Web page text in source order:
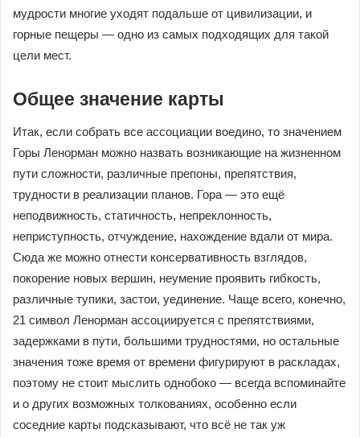
мудрости многие уходят подальше от цивилизации, и
горные пещеры — одно из самых подходящих для такой
цели мест.
Общее значение карты
Итак, если собрать все ассоциации воедино, то значением
Горы Ленорман можно назвать возникающие на жизненном
пути сложности, различные препоны, препятствия,
трудности в реализации планов. Гора — это ещё
неподвижность, статичность, непреклонность,
неприступность, отчуждение, нахождение вдали от мира.
Сюда же можно отнести консервативность взглядов,
покорение новых вершин, неумение проявить гибкость,
различные тупики, застои, уединение. Чаще всего, конечно,
21 символ Ленорман ассоциируется с препятствиями,
задержками в пути, большими трудностями, но остальные
значения тоже время от времени фигурируют в раскладах,
поэтому не стоит мыслить однобоко — всегда вспоминайте
и о других возможных толкованиях, особенно если
соседние карты подсказывают, что всё не так уж